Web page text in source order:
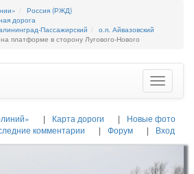
Россия (РЖД)
дорога
Пассажирский
о.п. Айвазовский
платформе в сторону Лугового-Нового
Toggle
Карта дороги
Новые фото
комментарии Форум Вход